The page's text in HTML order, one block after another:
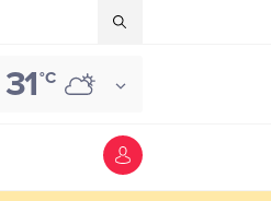
31°C